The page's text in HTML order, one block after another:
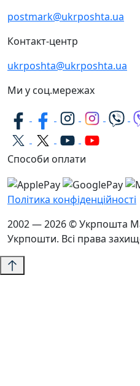
postmark@ukrposhta.ua
Контакт-центр
ukrposhta@ukrposhta.ua
Ми у соц.мережах
Способи оплати
Політика конфіденційності
2002 — 2026 © Укрпошта
Укрпошти. Всі права